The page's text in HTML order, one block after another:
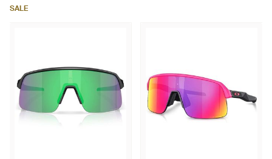
SALE